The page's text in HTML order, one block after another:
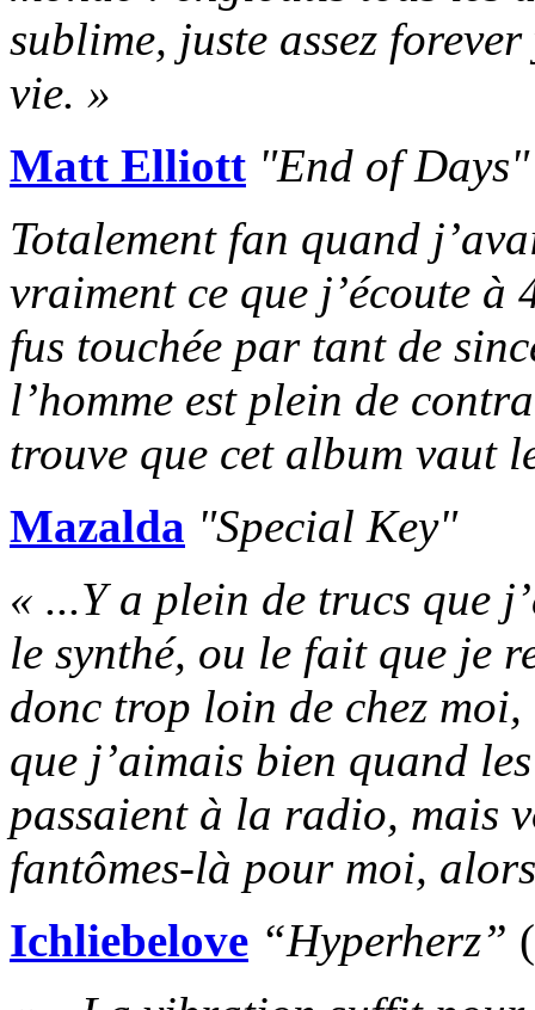
sublime, juste assez
vie. »
Matt Elliott "End of Days"
Totalement fan quand
vraiment ce que j’écoute
fus touchée par tant de
l’homme est plein de
trouve que cet album vaut
Mazalda "Special Key"
« ...Y a plein de trucs que
le synthé, ou le fait que je
donc trop loin de chez
que j’aimais bien quand
passaient à la radio, mais
fantômes-là pour moi,
Ichliebelove “Hyperherz”